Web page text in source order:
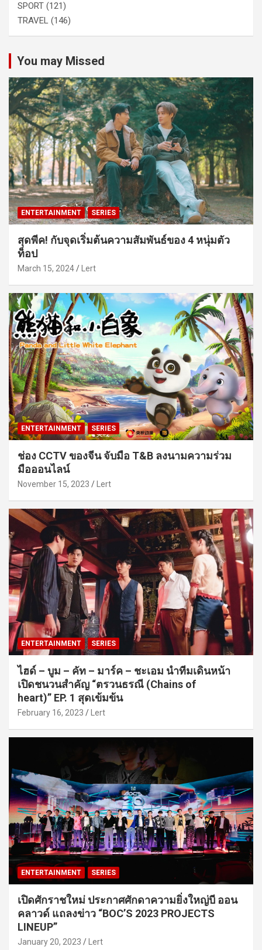
SPORT (121)
TRAVEL (146)
You may Missed
ENTERTAINMENT SERIES
สุดพีค! กับจุดเริ่มต้นความสัมพันธ์ของ 4 หนุ่มตัว
ท็อป
March 15, 2024 Lert
ENTERTAINMENT SERIES
ช่อง CCTV ของจีน จับมือ T&B ลงนามความร่วม
มือออนไลน์
November 15, 2023 Lert
ENTERTAINMENT SERIES
ไฮด์ – บูม – คัท – มาร์ค – ชะเอม นำทีมเดินหน้า
เปิดชนวนสำคัญ “ตรวนธรณี (Chains of
heart)” EP. 1 สุดเข้มข้น
February 16, 2023 Lert
ENTERTAINMENT SERIES
เปิดศักราชใหม่ ประกาศศักดาความยิ่งใหญ่บี ออน
คลาวด์ แถลงข่าว “BOC’S 2023 PROJECTS
LINEUP”
January 20, 2023 Lert